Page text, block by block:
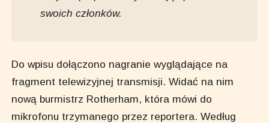
swoich członków.
Do wpisu dołączono nagranie wyglądające na
fragment telewizyjnej transmisji. Widać na nim
nową burmistrz Rotherham, która mówi do
mikrofonu trzymanego przez reportera. Według